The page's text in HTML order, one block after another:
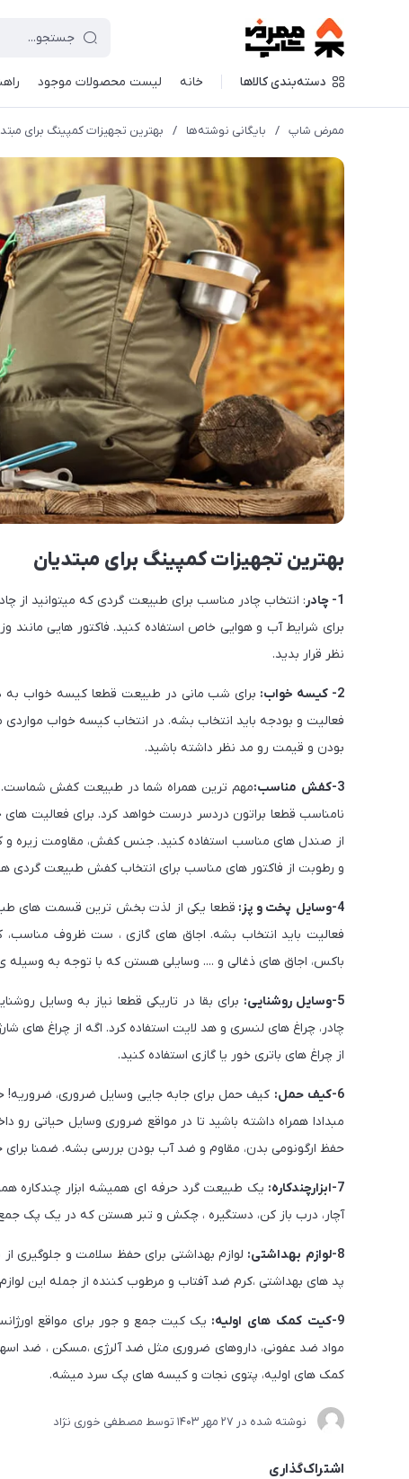
دسته‌بندی کالاها خانه لیست محصولات موجود
ممرض شاپ / بایگانی نوشته‌ها / بهترین تجهیزات کمپینگ برای
بهترین تجهیزات کمپینگ برای مبتدیان
1- چادر: انتخاب چادر مناسب برای طبیعت گردی که میتوانید از
برای شرایط آب و هوایی خاص استفاده کنید. فاکتور هایی مانند
نظر قرار بدید.
2- کیسه خواب:
برای شب مانی در طبیعت قطعا کیسه خواب به
فعالیت و بودجه باید انتخاب بشه. در انتخاب کیسه خواب مواردی
بودن و قیمت رو مد نظر داشته باشید.
3-کفش مناسب:
مهم ترین همراه شما در طبیعت کفش شماست.
نامناسب قطعا براتون دردسر درست خواهد کرد. برای فعالیت
از صندل های مناسب استفاده کنید. جنس کفش، مقاومت زیره و
و رطوبت از فاکتور های مناسب برای انتخاب کفش طبیعت گردی
4-وسایل پخت و پز:
قطعا یکی از لذت بخش ترین قسمت های
فعالیت باید انتخاب بشه. اجاق های گازی ، ست ظروف مناسب،
باکس، اجاق های ذغالی و .... وسایلی هستن که با توجه به وسیله ی
5- وسایل روشنایی: برای بقا در تاریکی قطعا نیاز به وسایل
چادر، چراغ های لنسری و هد لایت استفاده کرد. اگه از چراغ های
از چراغ های باتری خور یا گازی استفاده کنید.
6-کیف حمل:
کیف حمل برای جابه جایی وسایل ضروری، ضروریه!
مبدادا همراه داشته باشید تا در مواقع ضروری وسایل حیاتی
حفظ ارگونومی بدن، مقاوم و ضد آب بودن بررسی بشه. ضمنا برای
7-ابزارچندکاره:
یک طبیعت گرد حرفه ای همیشه ابزار چندکاره
آچار، درب باز کن، دستگیره ، چکش و تبر هستن که در یک پک
8-لوازم بهداشتی:
لوازم بهداشتی برای حفظ سلامت و جلوگیری
پد های بهداشتی ،کرم ضد آفتاب و مرطوب کننده از جمله این
9-کیت کمک های اولیه:
یک کیت جمع و جور برای مواقع
مواد ضد عفونی، داروهای ضروری مثل ضد آلرژی ،مسکن ، ضد
کمک های اولیه، پتوی نجات و کیسه های پک سرد میشه.
نوشته شده در 27 مهر 1403 توسط مصطفی خوری نژاد
اشتراک‌گذاری